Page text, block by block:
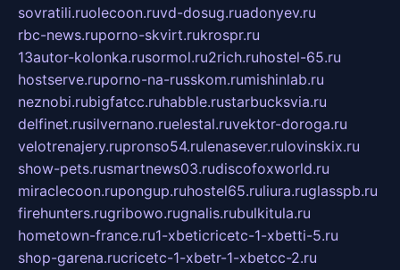
sovratili.ruolecoon.ruvd-dosug.ruadonyev.ru
rbc-news.ruporno-skvirt.rukrospr.ru
13autor-kolonka.rusormol.ru2rich.ruhostel-65.ru
hostserve.ruporno-na-russkom.rumishinlab.ru
neznobi.rubigfatcc.ruhabble.rustarbucksvia.ru
delfinet.rusilvernano.ruelestal.ruvektor-doroga.ru
velotrenajery.rupronso54.rulenasever.rulovinskix.ru
show-pets.rusmartnews03.rudiscofoxworld.ru
miraclecoon.rupongup.ruhostel65.ruliura.ruglasspb.ru
firehunters.rugribowo.rugnalis.rubulkitula.ru
hometown-france.ru1-xbeticricetc-1-xbetti-5.ru
shop-garena.rucricetc-1-xbetr-1-xbetcc-2.ru